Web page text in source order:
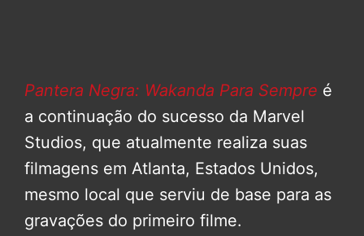
Pantera Negra: Wakanda Para Sempre é
a continuação do sucesso da Marvel
Studios, que atualmente realiza suas
filmagens em Atlanta, Estados Unidos,
mesmo local que serviu de base para as
gravações do primeiro filme.